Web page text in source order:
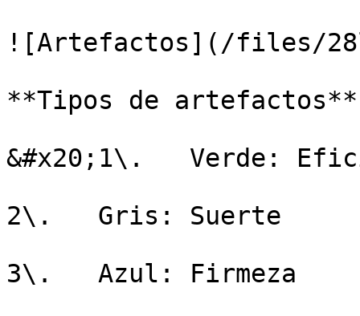
![Artefactos](/files/
**Tipos de artefactos**
&#x20;1\.   Verde:
2\.   Gris: Suerte
3\.   Azul: Firmeza